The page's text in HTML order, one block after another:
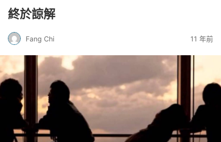
終於諒解
Fang Chi 11 年前